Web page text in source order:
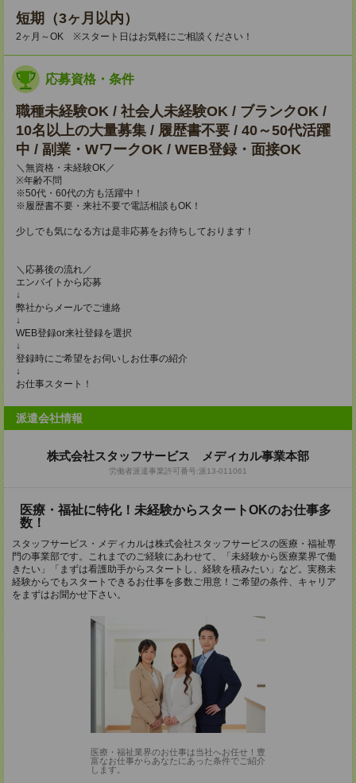
短期（3ヶ月以内）
2ヶ月～OK ※スタート日はお気軽にご相談ください！
応募資格・条件
職種未経験OK / 社会人未経験OK / ブランクOK /
10名以上の大量募集 / 履歴書不要 / 40～50代活躍
中 / 副業・WワークOK / WEB登録・面接OK
＼無資格・未経験OK／
※年齢不問
※50代・60代の方も活躍中！
※履歴書不要・来社不要で電話相談もOK！
少しでも気になる方は是非応募をお待ちしております！
＼応募後の流れ／
エンバイトから応募
↓
弊社からメールでご連絡
↓
WEB登録or来社登録を選択
↓
登録時にご希望をお伺いしお仕事の紹介
↓
お仕事スタート！
派遣会社情報
株式会社スタッフサービス メディカル事業本部
労働者派遣事業許可番号:派13-011061
医療・福祉に特化！未経験からスタートOKのお仕事多
数！
スタッフサービス・メディカルは株式会社スタッフサービスの医療・福祉専
門の事業部です。これまでのご経験にあわせて、「未経験から医療業界で働
きたい」「まずは看護助手からスタートし、経験を積みたい」など。実務未
経験からでもスタートできるお仕事を多数ご用意！ご希望の条件、キャリア
をまずはお聞かせ下さい。
医療・福祉業界のお仕事は当社へお任せ！豊
富なお仕事からあなたにあった条件でご紹介
します。